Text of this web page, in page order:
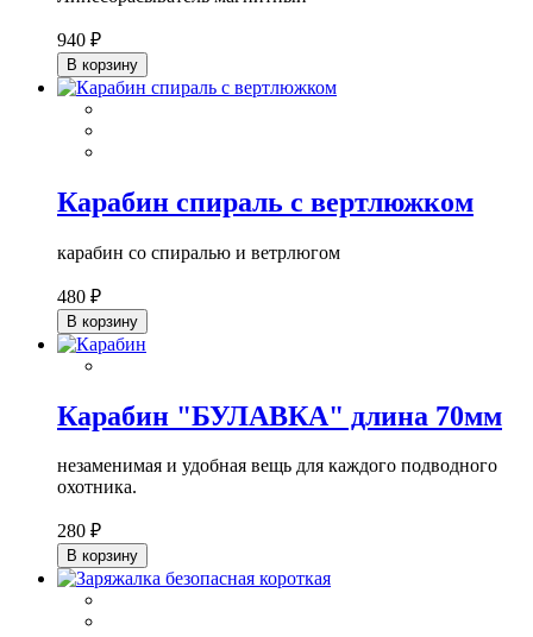
940 ₽
В корзину
Карабин спираль с вертлюжком
карабин со спиралью и ветрлюгом
480 ₽
В корзину
Карабин "БУЛАВКА" длина 70мм
незаменимая и удобная вещь для каждого подводного
охотника.
280 ₽
В корзину